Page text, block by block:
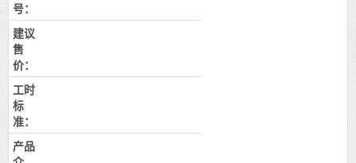
号：
建议
售
价：
工时
标
准：
产品